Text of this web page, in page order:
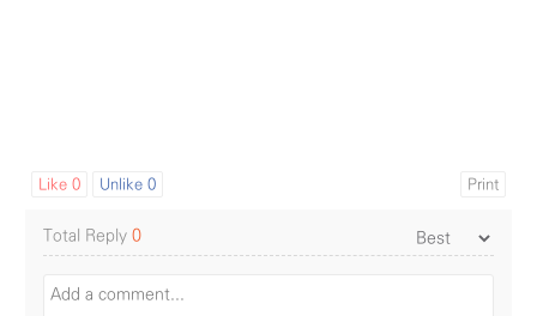
Like0 Unlike0 Print
Total Reply0